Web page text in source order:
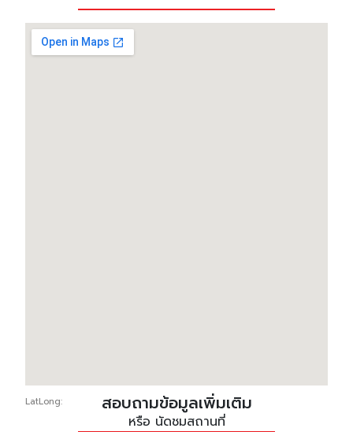
LatLong: สอบถามข้อมูลเพิ่มเติม
หรือ นัดชมสถานที่